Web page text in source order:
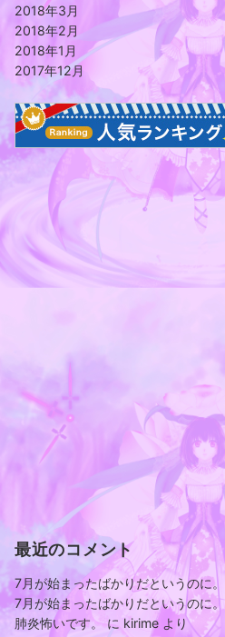
2018年3月
2018年2月
2018年1月
2017年12月
最近のコメント
7月が始まったばかりだというのに。
7月が始まったばかりだというのに。
肺炎怖いです。に kirime より